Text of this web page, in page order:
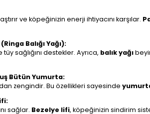
ve köpeğinizin enerji ihtiyacını karşılar.
Balığı Yağı):
sağlığını destekler. Ayrıca, balık yağı
Bütün Yumurta:
zengindir. Bu özellikleri sayesinde
sağlar. Bezelye lifi, köpeğinizin sindirim